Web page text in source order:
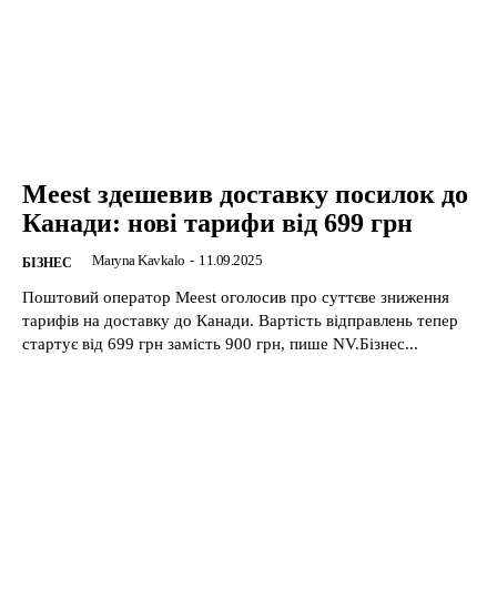
Meest здешевив доставку посилок до
Канади: нові тарифи від 699 грн
БІЗНЕС Maryna Kavkalo - 11.09.2025
Поштовий оператор Meest оголосив про суттєве зниження
тарифів на доставку до Канади. Вартість відправлень тепер
стартує від 699 грн замість 900 грн, пише NV.Бізнес...